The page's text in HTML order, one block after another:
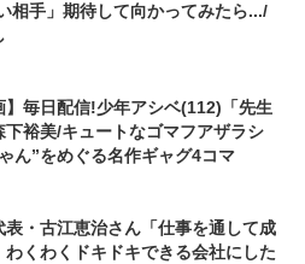
相手」期待して向かってみたら.../
】毎日配信!少年アシベ(112)「先生
下裕美/キュートなゴマフアザラシ
ん”をめぐる名作ギャグ4コマ
表・古江恵治さん「仕事を通して成
わくわくドキドキできる会社にした